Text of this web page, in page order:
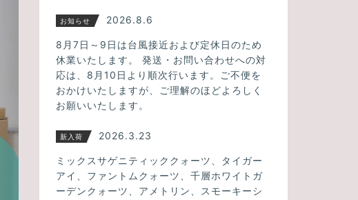
お知らせ 2026.8.6
8月7日～9日は台風接近および定休日のため
休業いたします。 発送・お問い合わせへの対
応は、8月10日より順次行います。ご不便を
おかけいたしますが、ご理解のほどよろしく
お願いいたします。
新入荷 2026.3.23
ミックスサゲニティッククォーツ、タイガー
アイ、ファントムクォーツ、千層ホワイトガ
ーデンクォーツ、アメトリン、スモーキーシ